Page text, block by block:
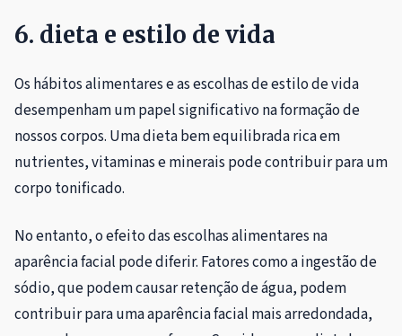
6. dieta e estilo de vida
Os hábitos alimentares e as escolhas de estilo de vida
desempenham um papel significativo na formação de
nossos corpos. Uma dieta bem equilibrada rica em
nutrientes, vitaminas e minerais pode contribuir para um
corpo tonificado.
No entanto, o efeito das escolhas alimentares na
aparência facial pode diferir. Fatores como a ingestão de
sódio, que podem causar retenção de água, podem
contribuir para uma aparência facial mais arredondada,